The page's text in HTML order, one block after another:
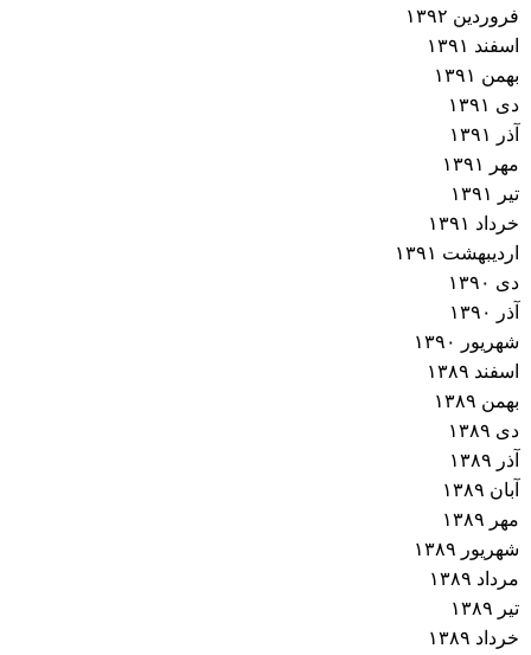
فروردین ۱۳۹۲
اسفند ۱۳۹۱
بهمن ۱۳۹۱
دی ۱۳۹۱
آذر ۱۳۹۱
مهر ۱۳۹۱
تیر ۱۳۹۱
خرداد ۱۳۹۱
اردیبهشت ۱۳۹۱
دی ۱۳۹۰
آذر ۱۳۹۰
شهریور ۱۳۹۰
اسفند ۱۳۸۹
بهمن ۱۳۸۹
دی ۱۳۸۹
آذر ۱۳۸۹
آبان ۱۳۸۹
مهر ۱۳۸۹
شهریور ۱۳۸۹
مرداد ۱۳۸۹
تیر ۱۳۸۹
خرداد ۱۳۸۹